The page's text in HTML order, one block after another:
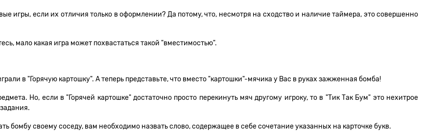
игры, если их отличия только в оформлении? Да потому, что, несмотря на сходство и наличие таймера, это совершенно
мало какая игра может похвастаться такой "вместимостью".
в "Горячую картошку". А теперь представьте, что вместо "картошки"-мячика у Вас в руках зажженная бомба!
Но, если в "Горячей картошке" достаточно просто перекинуть мяч другому игроку, то в "Тик Так Бум" это нехитрое
бомбу своему соседу, вам необходимо назвать слово, содержащее в себе сочетание указанных на карточке букв.